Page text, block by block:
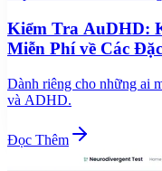
Kiểm Tra AuDHD:
Miễn Phí về Các
Dành riêng cho những ai
và ADHD.
Đọc Thêm